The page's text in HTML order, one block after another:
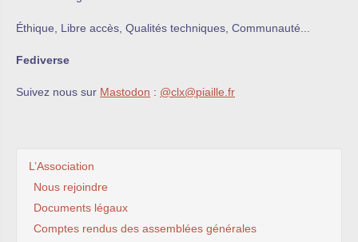
Éthique, Libre accès, Qualités techniques, Communauté...
Fediverse
Suivez nous sur Mastodon : @clx@piaille.fr
L’Association
Nous rejoindre
Documents légaux
Comptes rendus des assemblées générales